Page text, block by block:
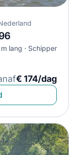
lang
Schipper
€ 174/dag